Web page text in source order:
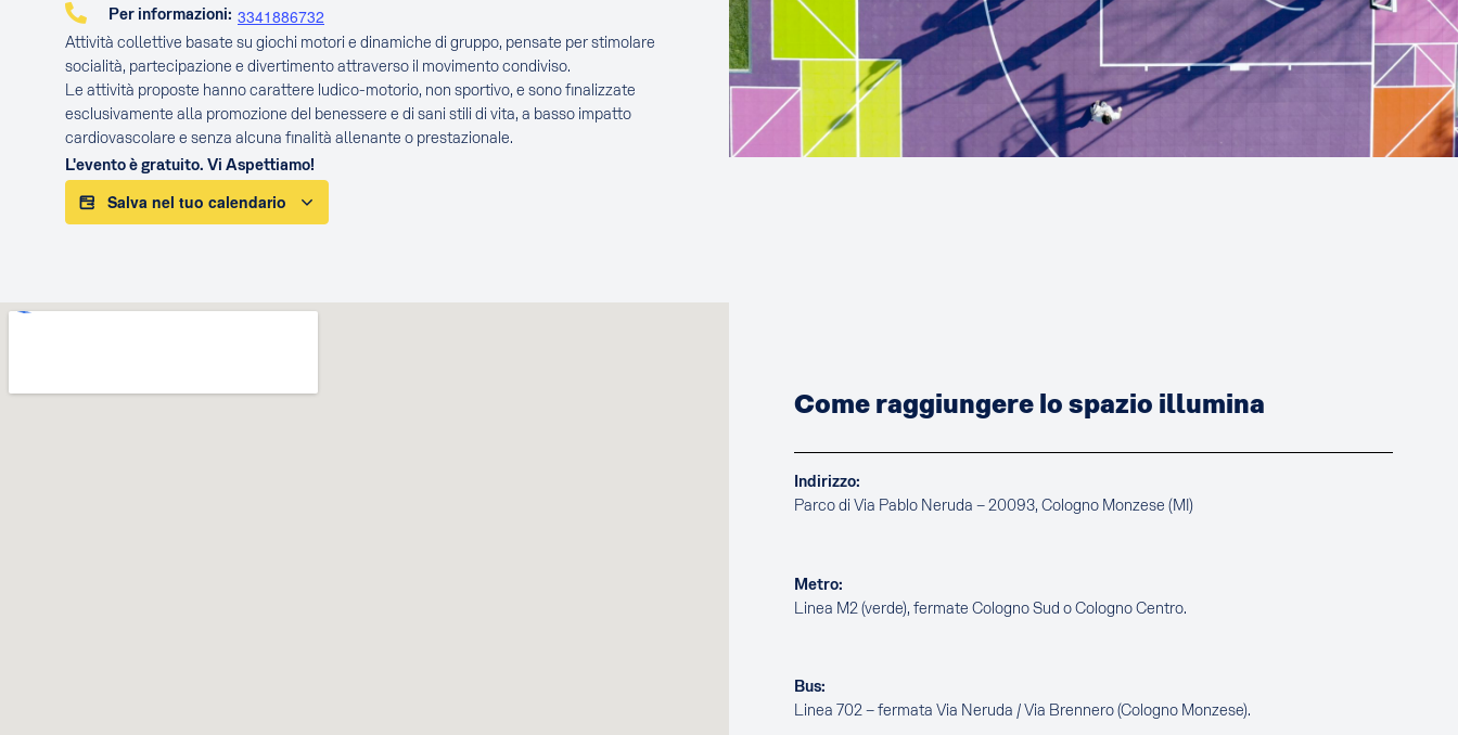
Per informazioni: 3341886732
Attività collettive basate su giochi motori e dinamiche di gruppo, pensate per stimolare
socialità, partecipazione e divertimento attraverso il movimento condiviso.
Le attività proposte hanno carattere ludico-motorio, non sportivo, e sono finalizzate
esclusivamente alla promozione del benessere e di sani stili di vita, a basso impatto
cardiovascolare e senza alcuna finalità allenante o prestazionale.
L'evento è gratuito. Vi Aspettiamo!
Salva nel tuo calendario
Come raggiungere lo spazio illumina
Indirizzo:
Parco di Via Pablo Neruda – 20093, Cologno Monzese (MI)
Metro:
Linea M2 (verde), fermate Cologno Sud o Cologno Centro.
Bus:
Linea 702 – fermata Via Neruda / Via Brennero (Cologno Monzese).